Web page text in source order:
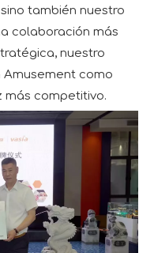
también nuestro
colaboración más
nuestro
Amusement como
más competitivo.